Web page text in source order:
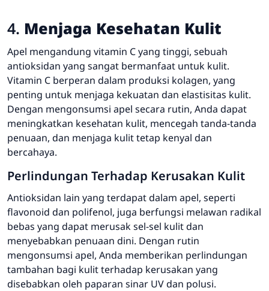
4. Menjaga Kesehatan Kulit
Apel mengandung vitamin C yang tinggi, sebuah
antioksidan yang sangat bermanfaat untuk kulit.
Vitamin C berperan dalam produksi kolagen, yang
penting untuk menjaga kekuatan dan elastisitas kulit.
Dengan mengonsumsi apel secara rutin, Anda dapat
meningkatkan kesehatan kulit, mencegah tanda-tanda
penuaan, dan menjaga kulit tetap kenyal dan
bercahaya.
Perlindungan Terhadap Kerusakan Kulit
Antioksidan lain yang terdapat dalam apel, seperti
flavonoid dan polifenol, juga berfungsi melawan radikal
bebas yang dapat merusak sel-sel kulit dan
menyebabkan penuaan dini. Dengan rutin
mengonsumsi apel, Anda memberikan perlindungan
tambahan bagi kulit terhadap kerusakan yang
disebabkan oleh paparan sinar UV dan polusi.